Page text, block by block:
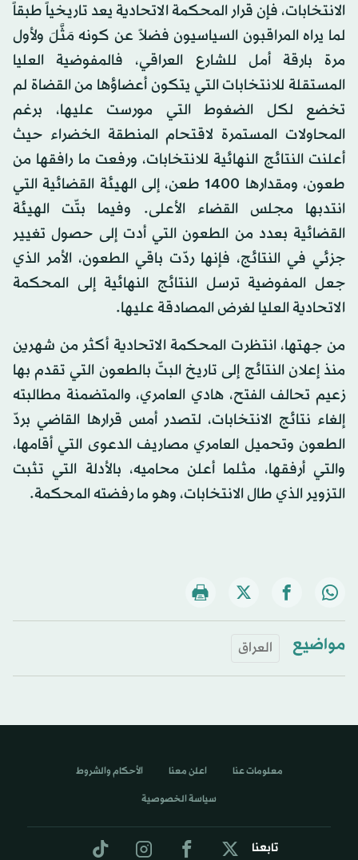
الانتخابات، فإن قرار المحكمة الاتحادية يعد تاريخياً طبقاً
لما يراه المراقبون السياسيون فضلاً عن كونه مَثَّلَ ولأول
مرة بارقة أمل للشارع العراقي، فالمفوضية العليا
المستقلة للانتخابات التي يتكون أعضاؤها من القضاة لم
تخضع لكل الضغوط التي مورست عليها، برغم
المحاولات المستمرة لاقتحام المنطقة الخضراء حيث
أعلنت النتائج النهائية للانتخابات، ورفعت ما رافقها من
طعون، ومقدارها 1400 طعن، إلى الهيئة القضائية التي
انتدبها مجلس القضاء الأعلى. وفيما بتّت الهيئة
القضائية بعدد من الطعون التي أدت إلى حصول تغيير
جزئي في النتائج، فإنها ردّت باقي الطعون، الأمر الذي
جعل المفوضية ترسل النتائج النهائية إلى المحكمة
الاتحادية العليا لغرض المصادقة عليها.
من جهتها، انتظرت المحكمة الاتحادية أكثر من شهرين
منذ إعلان النتائج إلى تاريخ البتّ بالطعون التي تقدم بها
زعيم تحالف الفتح، هادي العامري، والمتضمنة مطالبته
إلغاء نتائج الانتخابات، لتصدر أمس قرارها القاضي بردّ
الطعون وتحميل العامري مصاريف الدعوى التي أقامها،
والتي أرفقها، مثلما أعلن محاميه، بالأدلة التي تثبت
التزوير الذي طال الانتخابات، وهو ما رفضته المحكمة.
مواضيع العراق
تابعنا
معلومات عنا اعلن معنا الأحكام والشروط
سياسة الخصوصية